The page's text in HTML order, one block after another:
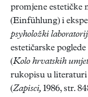
promjene estetičke
(Einfühlung) i
psyholožki
estetičarske
(Kolo hrvatskih
rukopisu u literaturi
(Zapisci, 1986, str.